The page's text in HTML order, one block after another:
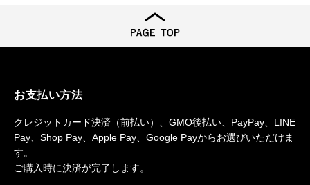
お支払い方法
クレジットカード決済（前払い）、GMO後払い、PayPay、LINE
Pay、Shop Pay、Apple Pay、Google Payからお選びいただけま
す。
ご購入時に決済が完了します。